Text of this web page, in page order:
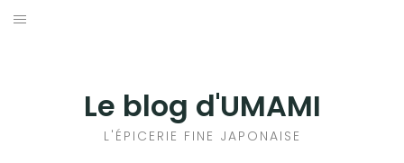
Aller
Le blog d'UMAMI
L'ÉPICERIE FINE JAPONAISE